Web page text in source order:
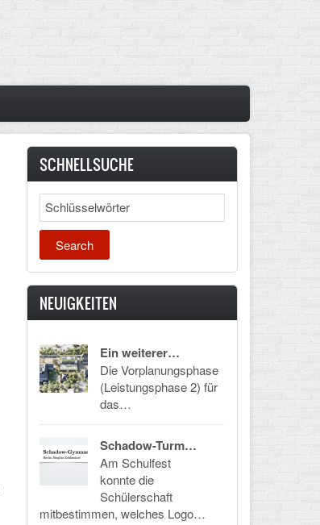
SCHNELLSUCHE
Search
NEUIGKEITEN
Ein weiterer…
Die Vorplanungsphase
(Leistungsphase 2) für
das…
Schadow-Turm…
Am Schulfest
konnte die
Schülerschaft
mitbestimmen, welches Logo…